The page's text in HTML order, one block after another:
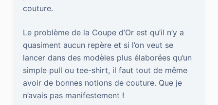
couture.
Le problème de la Coupe d’Or est qu’il n’y a
quasiment aucun repère et si l’on veut se
lancer dans des modèles plus élaborées qu’un
simple pull ou tee-shirt, il faut tout de même
avoir de bonnes notions de couture. Que je
n’avais pas manifestement !